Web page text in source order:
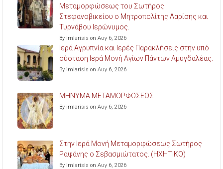
Μεταμορφώσεως του Σωτήρος
Στεφανοβικείου ο Μητροπολίτης Λαρίσης και
Τυρνάβου Ιερώνυμος.
By imlarisis on Αυγ 6, 2026
Ιερά Αγρυπνία και Ιερές Παρακλήσεις στην υπό
σύσταση Ιερά Μονή Αγίων Πάντων Αμυγδαλέας.
By imlarisis on Αυγ 6, 2026
ΜΗΝΥΜΑ ΜΕΤΑΜΟΡΦΩΣΕΩΣ
By imlarisis on Αυγ 6, 2026
Στην Ιερά Μονή Μεταμορφώσεως Σωτήρος
Ραψάνης ο Σεβασμιώτατος. (ΗΧΗΤΙΚΟ)
By imlarisis on Αυγ 6, 2026